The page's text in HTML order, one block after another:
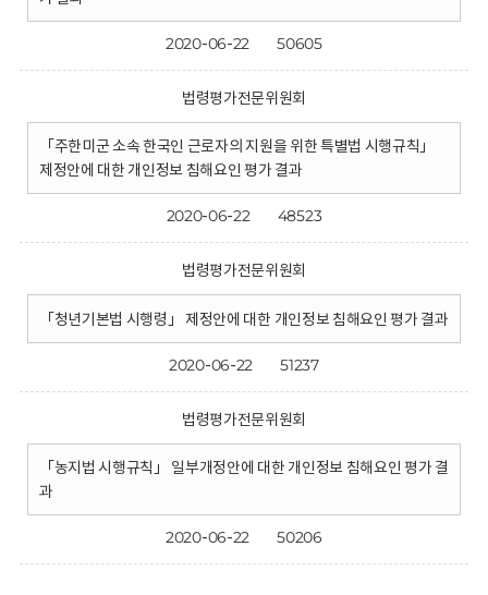
2020-06-22 50605
법령평가전문위원회
「주한미군 소속 한국인 근로자의 지원을 위한 특별법 시행규칙」
제정안에 대한 개인정보 침해요인 평가 결과
2020-06-22 48523
법령평가전문위원회
「청년기본법 시행령」 제정안에 대한 개인정보 침해요인 평가 결과
2020-06-22 51237
법령평가전문위원회
「농지법 시행규칙」 일부개정안에 대한 개인정보 침해요인 평가 결
과
2020-06-22 50206